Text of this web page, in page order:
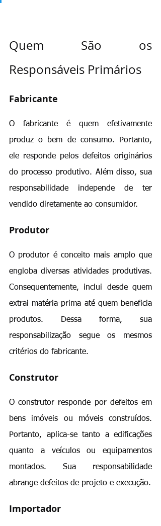
Quem São os
Responsáveis Primários
Fabricante
O fabricante é quem efetivamente
produz o bem de consumo. Portanto,
ele responde pelos defeitos originários
do processo produtivo. Além disso, sua
responsabilidade independe de ter
vendido diretamente ao consumidor.
Produtor
O produtor é conceito mais amplo que
engloba diversas atividades produtivas.
Consequentemente, inclui desde quem
extrai matéria-prima até quem beneficia
produtos. Dessa forma, sua
responsabilização segue os mesmos
critérios do fabricante.
Construtor
O construtor responde por defeitos em
bens imóveis ou móveis construídos.
Portanto, aplica-se tanto a edificações
quanto a veículos ou equipamentos
montados. Sua responsabilidade
abrange defeitos de projeto e execução.
Importador